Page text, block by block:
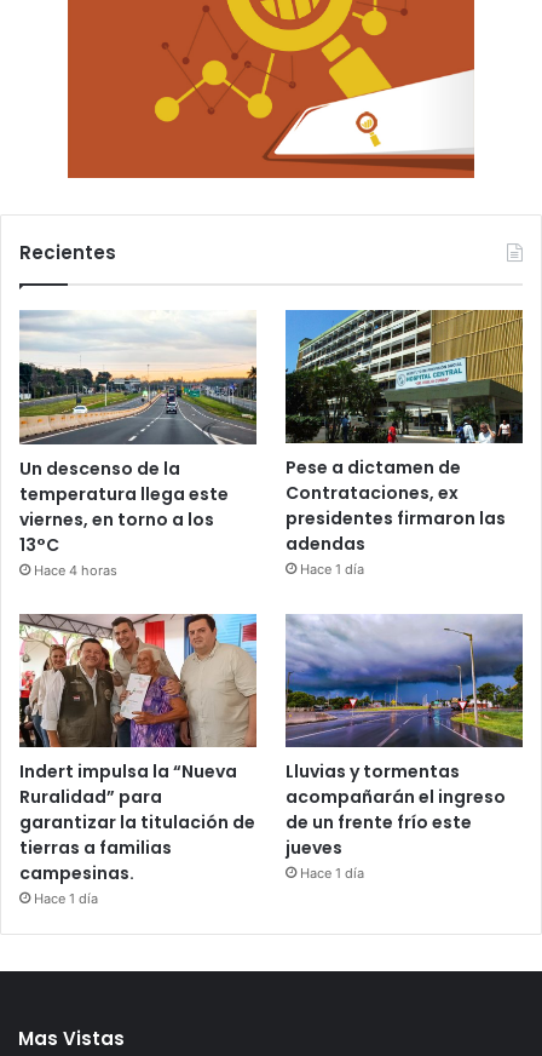
Recientes
Un descenso de la
temperatura llega este
viernes, en torno a los
13°C
Hace 4 horas
Pese a dictamen de
Contrataciones, ex
presidentes firmaron las
adendas
Hace 1 día
Indert impulsa la “Nueva
Ruralidad” para
garantizar la titulación de
tierras a familias
campesinas.
Hace 1 día
Lluvias y tormentas
acompañarán el ingreso
de un frente frío este
jueves
Hace 1 día
Mas Vistas